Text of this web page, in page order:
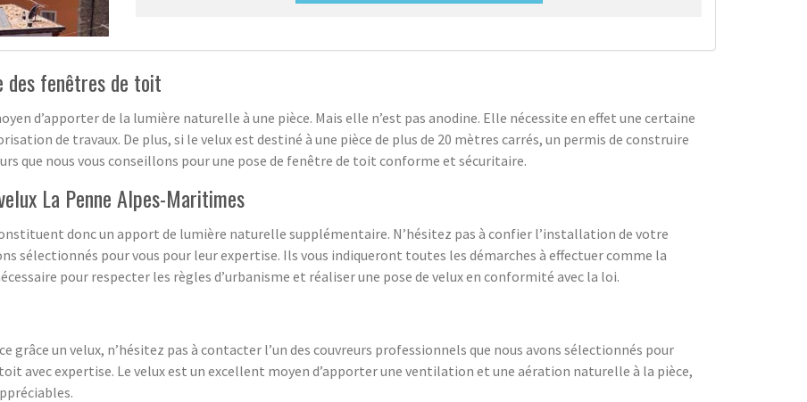
des fenêtres de toit
d’apporter de la lumière naturelle à une pièce. Mais elle n’est pas anodine. Elle nécessite en effet une certaine
de travaux. De plus, si le velux est destiné à une pièce de plus de 20 mètres carrés, un permis de construire
que nous vous conseillons pour une pose de fenêtre de toit conforme et sécuritaire.
La Penne Alpes-Maritimes
donc un apport de lumière naturelle supplémentaire. N’hésitez pas à confier l’installation de votre
sélectionnés pour vous pour leur expertise. Ils vous indiqueront toutes les démarches à effectuer comme la
pour respecter les règles d’urbanisme et réaliser une pose de velux en conformité avec la loi.
grâce un velux, n’hésitez pas à contacter l’un des couvreurs professionnels que nous avons sélectionnés pour
avec expertise. Le velux est un excellent moyen d’apporter une ventilation et une aération naturelle à la pièce,